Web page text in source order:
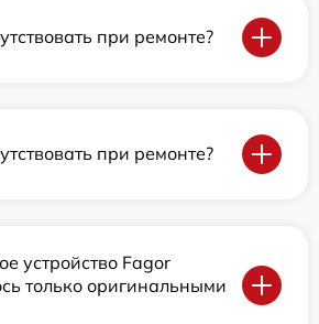
при ремонте?
при ремонте?
устройство Fagor
только оригинальными